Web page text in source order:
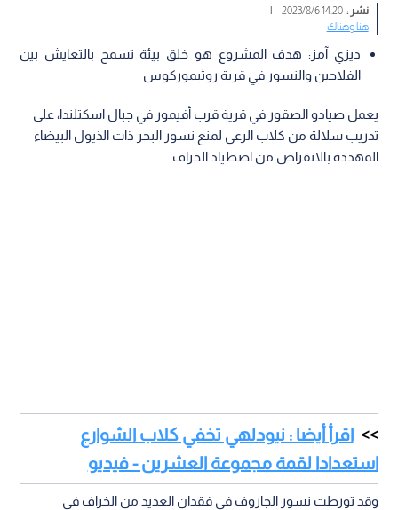
نشر :14:20 2023/8/6
|
هنا وهناك
ديزي آمز: هدف المشروع هو خلق بيئة تسمح بالتعايش بين
الفلاحين والنسور في قرية روثيموركوس
يعمل صيادو الصقور في قرية قرب أفيمور في جبال اسكتلندا، على
تدريب سلالة من كلاب الرعي لمنع نسور البحر ذات الذيول البيضاء
المهددة بالانقراض من اصطياد الخراف.
اقرأ أيضا : نيودلهي تخفي كلاب الشوارع
استعدادا لقمة مجموعة العشرين - فيديو
وقد تورطت نسور الجاروف في فقدان العديد من الخراف في